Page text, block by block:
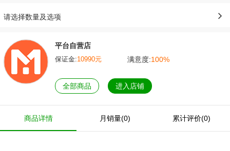
请选择数量及选项
平台自营店
保证金:10990元 满意度:100%
全部商品 进入店铺
商品详情 月销量(0) 累计评价(0)